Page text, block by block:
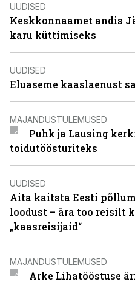
UUDISED
Keskkonnaamet andis
karu küttimiseks
UUDISED
Eluaseme kaaslaenust
MAJANDUSTULEMUSED
Puhk ja Lausing
toidutöösturiteks
UUDISED
Aita kaitsta Eesti
loodust – ära too reisilt
„kaasreisijaid“
MAJANDUSTULEMUSED
Arke Lihatööstuse